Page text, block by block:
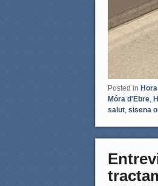
Posted in
Móra d'Ebre,
salut, sisena